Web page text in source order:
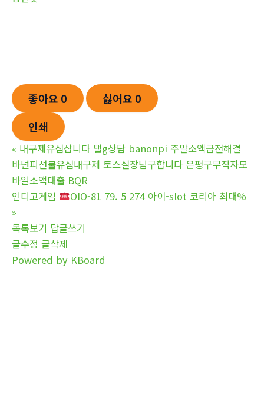
좋아요 0 싫어요 0
인쇄
« 내구제유심삽니다 탤g상담 banonpi 주말소액급전해결
바넌피선불유심내구제 토스실장님구합니다 은평구무직자모
바일소액대출 BQR
인디고게임
OIO-81 79. 5 274 아이-slot 코리아 최대%
»
목록보기 답글쓰기
글수정 글삭제
Powered by KBoard